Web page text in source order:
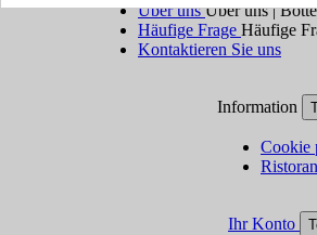
Über unsÜber uns |
Häufige Frage Häufige
Kontaktieren Sie uns
Information
Cookie
Ihr Konto